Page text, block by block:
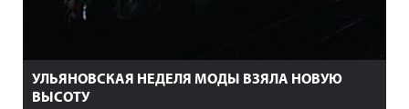
УЛЬЯНОВСКАЯ НЕДЕЛЯ МОДЫ ВЗЯЛА НОВУЮ
ВЫСОТУ